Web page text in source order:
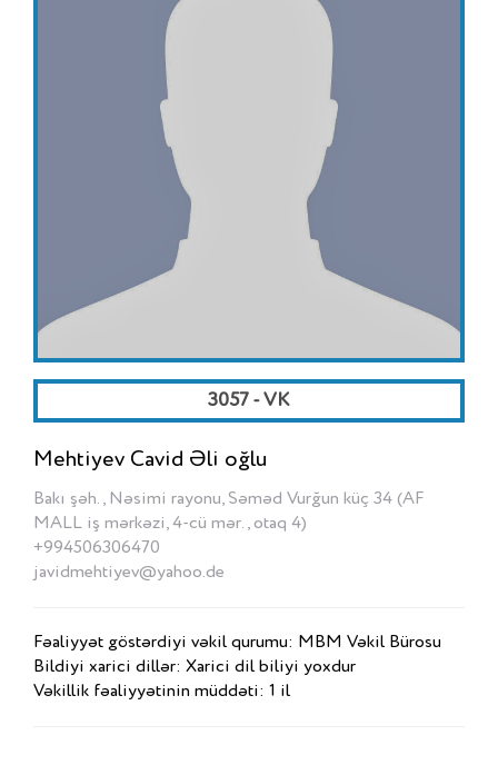
3057 - VK
Mehtiyev Cavid Əli oğlu
Bakı şəh., Nəsimi rayonu, Səməd Vurğun küç 34 (AF
MALL iş mərkəzi, 4-cü mər., otaq 4)
+994506306470
javidmehtiyev@yahoo.de
Fəaliyyət göstərdiyi vəkil qurumu: MBM Vəkil Bürosu
Bildiyi xarici dillər: Xarici dil biliyi yoxdur
Vəkillik fəaliyyətinin müddəti: 1 il